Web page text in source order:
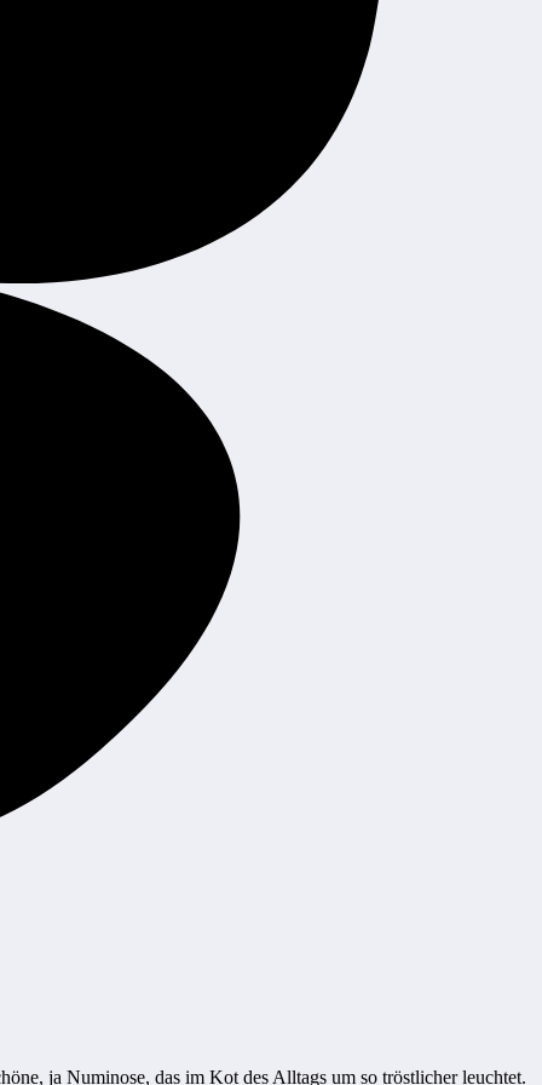
ja Numinose, das im Kot des Alltags um so tröstlicher leuchtet.